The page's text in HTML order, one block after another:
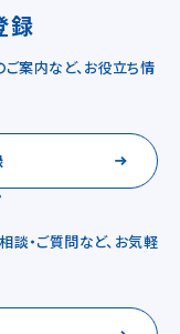
録
案内など、お役立ち情
談・ご質問など、お気軽